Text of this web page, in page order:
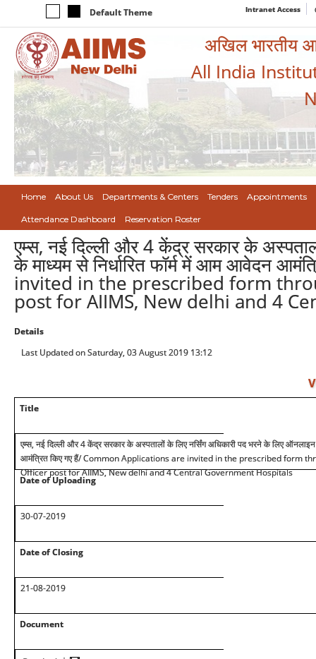
Default Theme Intranet Access
अखिल भारतीय
All India
Home About Us Departments & Centers Tenders Appointments
Attendance Dashboard Reservation Roster
एम्स, नई दिल्ली और 4 केंद्र सरकार के
के माध्यम से निर्धारित फॉर्म में आम आवेदन
invited in the prescribed form
post for AIIMS, New delhi and 4
Details
Last Updated on Saturday, 03 August 2019 13:12
Title
एम्स, नई दिल्ली और 4 केंद्र सरकार के अस्पतालों के लिए नर्सिंग अधिकारी पद भरने के लिए ऑनलाइन
आमंत्रित किए गए हैं/ Common Applications are invited in the prescribed form
Officer post for AIIMS, New delhi and 4 Central Government Hospitals
Date of Uploading
30-07-2019
Date of Closing
21-08-2019
Document